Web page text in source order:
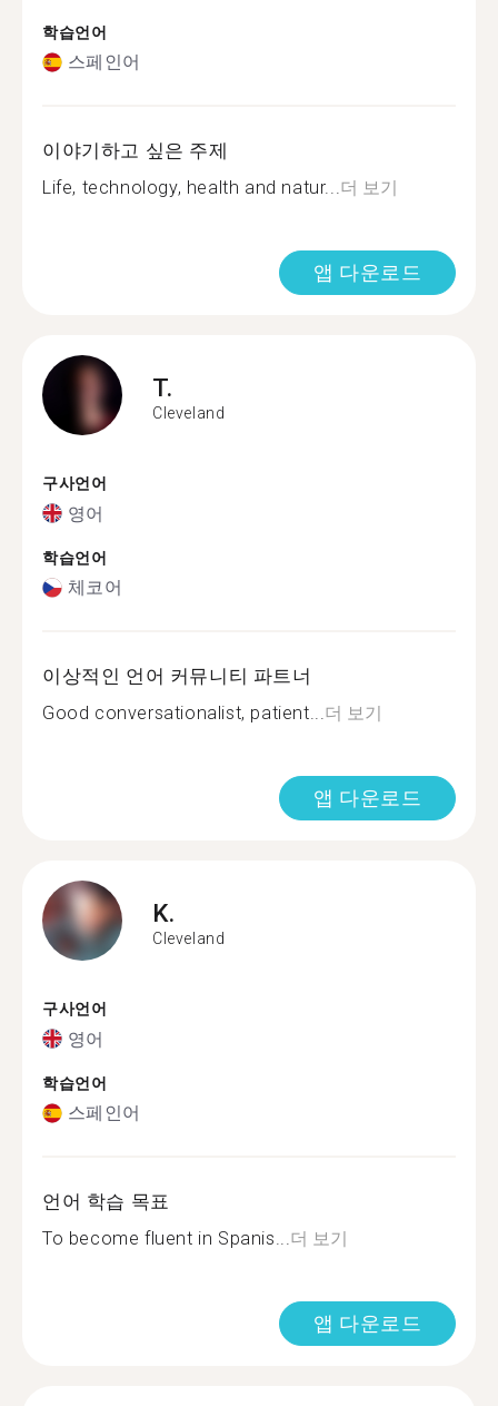
학습언어
스페인어
이야기하고 싶은 주제
Life, technology, health and natur...더 보기
앱 다운로드
T.
Cleveland
구사언어
영어
학습언어
체코어
이상적인 언어 커뮤니티 파트너
Good conversationalist, patient...더 보기
앱 다운로드
K.
Cleveland
구사언어
영어
학습언어
스페인어
언어 학습 목표
To become fluent in Spanis...더 보기
앱 다운로드